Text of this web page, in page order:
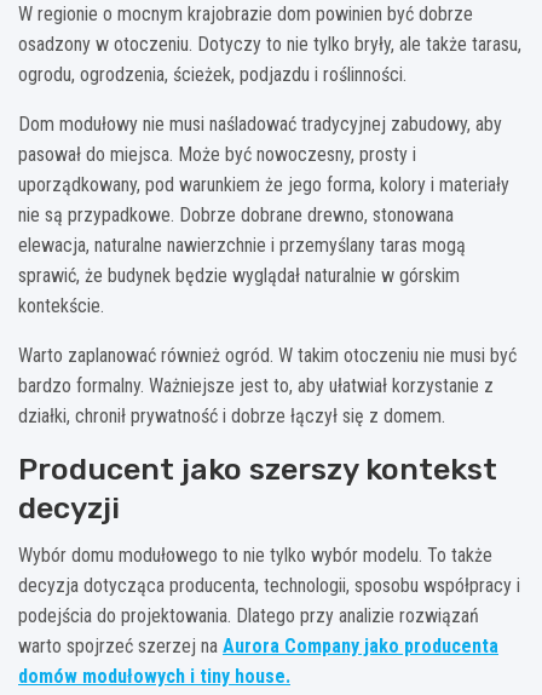
W regionie o mocnym krajobrazie dom powinien być dobrze
osadzony w otoczeniu. Dotyczy to nie tylko bryły, ale także tarasu,
ogrodu, ogrodzenia, ścieżek, podjazdu i roślinności.
Dom modułowy nie musi naśladować tradycyjnej zabudowy, aby
pasował do miejsca. Może być nowoczesny, prosty i
uporządkowany, pod warunkiem że jego forma, kolory i materiały
nie są przypadkowe. Dobrze dobrane drewno, stonowana
elewacja, naturalne nawierzchnie i przemyślany taras mogą
sprawić, że budynek będzie wyglądał naturalnie w górskim
kontekście.
Warto zaplanować również ogród. W takim otoczeniu nie musi być
bardzo formalny. Ważniejsze jest to, aby ułatwiał korzystanie z
działki, chronił prywatność i dobrze łączył się z domem.
Producent jako szerszy kontekst
decyzji
Wybór domu modułowego to nie tylko wybór modelu. To także
decyzja dotycząca producenta, technologii, sposobu współpracy i
podejścia do projektowania. Dlatego przy analizie rozwiązań
warto spojrzeć szerzej na Aurora Company jako producenta
domów modułowych i tiny house.